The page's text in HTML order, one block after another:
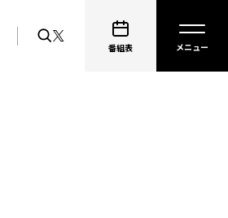
番組表